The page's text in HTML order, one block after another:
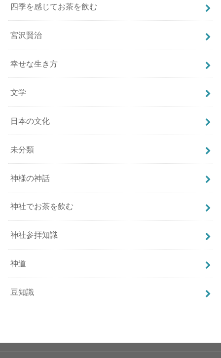
四季を感じてお茶を飲む
宮沢賢治
幸せな生き方
文学
日本の文化
未分類
神様の神話
神社でお茶を飲む
神社参拝知識
神道
豆知識